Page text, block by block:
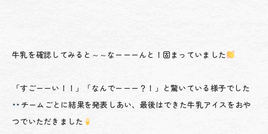
牛乳を確認してみると～～なーーーんと！固まっていました
「すごーーい！！」「なんでーーー？！」と驚いている様子でした
チームごとに結果を発表しあい、最後はできた牛乳アイスをおや
つでいただきました